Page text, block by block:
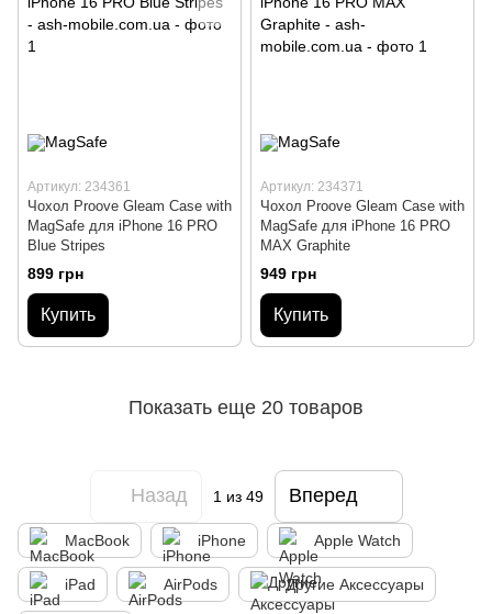
Артикул: 234361
Чохол Proove Gleam Case with
MagSafe для iPhone 16 PRO
Blue Stripes
899 грн
Купить
Артикул: 234371
Чохол Proove Gleam Case with
MagSafe для iPhone 16 PRO
MAX Graphite
949 грн
Купить
Показать еще 20 товаров
Назад 1 из 49 Вперед
MacBook iPhone Apple Watch
iPad AirPods Другие Аксессуары